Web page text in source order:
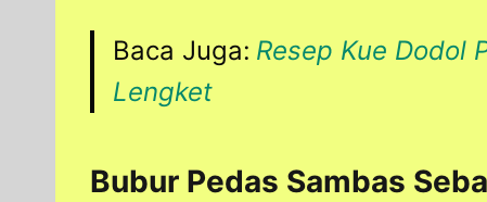
Baca Juga: Resep Kue Dodol
Lengket
Bubur Pedas Sambas